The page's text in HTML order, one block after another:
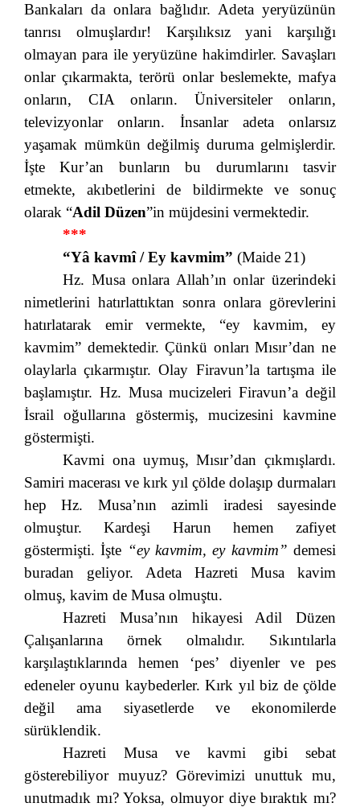
Bankaları da onlara bağlıdır. Adeta yeryüzünün
tanrısı olmuşlardır! Karşılıksız yani karşılığı
olmayan para ile yeryüzüne hakimdirler. Savaşları
onlar çıkarmakta, terörü onlar beslemekte, mafya
onların, CIA onların. Üniversiteler onların,
televizyonlar onların. İnsanlar adeta onlarsız
yaşamak mümkün değilmiş duruma gelmişlerdir.
İşte Kur’an bunların bu durumlarını tasvir
etmekte, akıbetlerini de bildirmekte ve sonuç
olarak “Adil Düzen”in müjdesini vermektedir.
***
“Yâ kavmî / Ey kavmim” (Maide 21)
Hz. Musa onlara Allah’ın onlar üzerindeki
nimetlerini hatırlattıktan sonra onlara görevlerini
hatırlatarak emir vermekte, “ey kavmim, ey
kavmim” demektedir. Çünkü onları Mısır’dan ne
olaylarla çıkarmıştır. Olay Firavun’la tartışma ile
başlamıştır. Hz. Musa mucizeleri Firavun’a değil
İsrail oğullarına göstermiş, mucizesini kavmine
göstermişti.
Kavmi ona uymuş, Mısır’dan çıkmışlardı.
Samiri macerası ve kırk yıl çölde dolaşıp durmaları
hep Hz. Musa’nın azimli iradesi sayesinde
olmuştur. Kardeşi Harun hemen zafiyet
göstermişti. İşte “ey kavmim, ey kavmim”demesi
buradan geliyor. Adeta Hazreti Musa kavim
olmuş, kavim de Musa olmuştu.
Hazreti Musa’nın hikayesi Adil Düzen
Çalışanlarına örnek olmalıdır. Sıkıntılarla
karşılaştıklarında hemen ‘pes’ diyenler ve pes
edeneler oyunu kaybederler. Kırk yıl biz de çölde
değil ama siyasetlerde ve ekonomilerde
sürüklendik.
Hazreti Musa ve kavmi gibi sebat
gösterebiliyor muyuz? Görevimizi unuttuk mu,
unutmadık mı? Yoksa, olmuyor diye bıraktık mı?